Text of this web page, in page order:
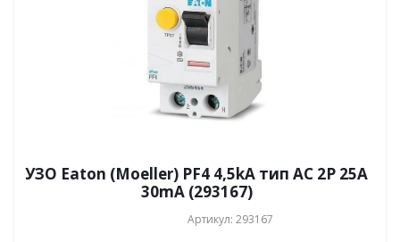
УЗО Eaton (Moeller) PF4 4,5kA тип АС 2P 25А
30mA (293167)
Артикул: 293167